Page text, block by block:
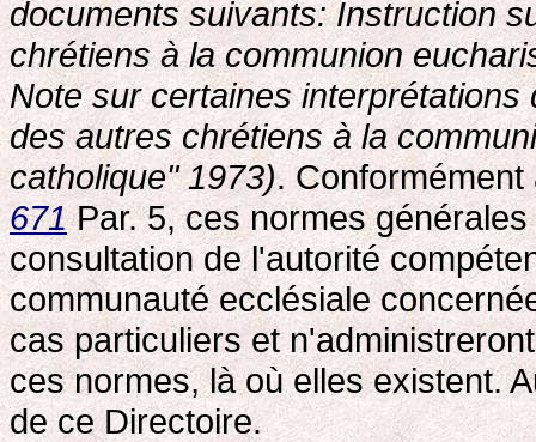
documents suivants: Instruction
chrétiens à la communion
Note sur certaines
des autres chrétiens à la
catholique" 1973).
671Par. 5, ces normes
consultation de l'autorité
communauté ecclésiale
cas particuliers et
ces normes, là où elles existent.
de ce Directoire.